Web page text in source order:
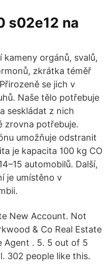
s02e12 na
kameny orgánů, svalů,
zkrátka téměř
se jich v
Naše tělo potřebuje
seskládat z nich
zrovna potřebuje.
umožňuje odstranit
je kapacita 100 kg CO
automobilů. Další,
je umístěno v
New Account. Not
& Co Real Estate
Agent . 5. 5 out of 5
302 people like this.